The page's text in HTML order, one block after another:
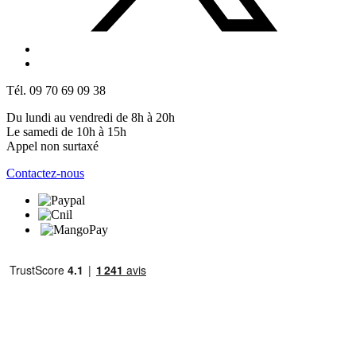
Tél. 09 70 69 09 38
Du lundi au vendredi de 8h à 20h
Le samedi de 10h à 15h
Appel non surtaxé
Contactez-nous